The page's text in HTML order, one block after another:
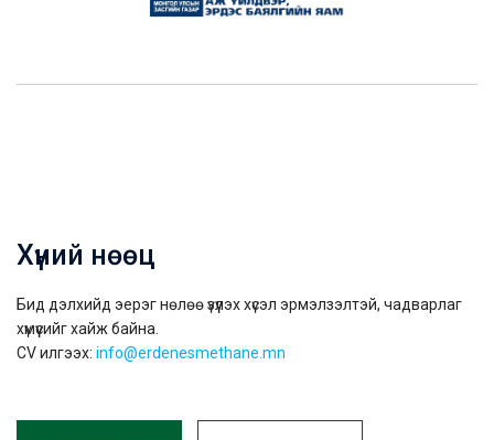
Хүний нөөц
Бид дэлхийд эерэг нөлөө үзүүлэх хүсэл эрмэлзэлтэй, чадварлаг
хүмүүсийг хайж байна.
CV илгээх: info@erdenesmethane.mn